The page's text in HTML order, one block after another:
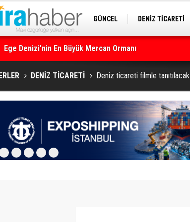
GÜNCEL DENİZ TİCARETİ
Ege Denizi’nin En Büyük Mercan Ormanı
14. TAYK – Eker Olympos Regatta için geri sayım başladı
DENİZ TİCARETİ Deniz ticareti filmle tanıtılacak